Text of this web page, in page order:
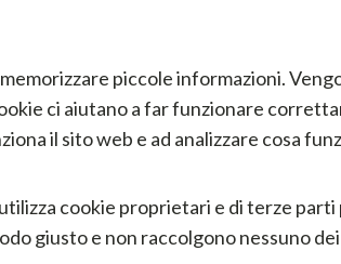
piccole informazioni.
ci aiutano a far funzionare
il sito web e ad analizzare cosa
cookie proprietari e di terze
giusto e non raccolgono nessuno